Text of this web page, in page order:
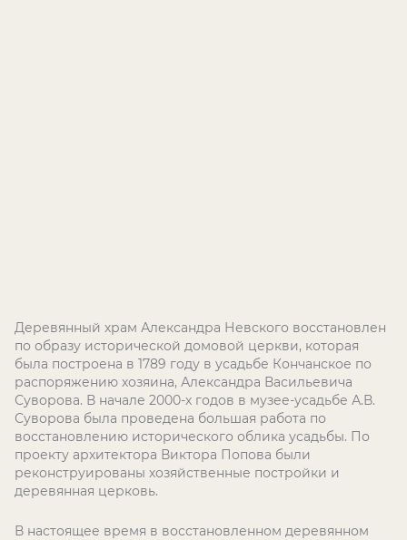
Деревянный храм Александра Невского восстановлен
по образу исторической домовой церкви, которая
была построена в 1789 году в усадьбе Кончанское по
распоряжению хозяина, Александра Васильевича
Суворова. В начале 2000-х годов в музее-усадьбе А.В.
Суворова была проведена большая работа по
восстановлению исторического облика усадьбы. По
проекту архитектора Виктора Попова были
реконструированы хозяйственные постройки и
деревянная церковь.
В настоящее время в восстановленном деревянном